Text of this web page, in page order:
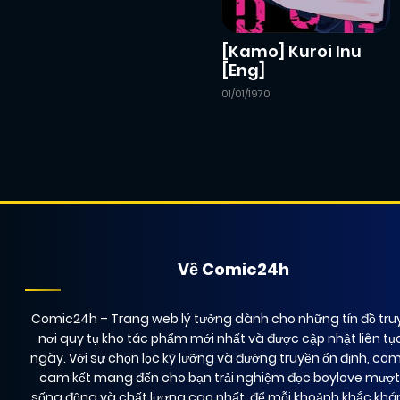
[Kamo] Kuroi Inu
[Eng]
01/01/1970
Về Comic24h
Comic24h – Trang web lý tưởng dành cho những tín đồ
nơi quy tụ kho tác phẩm mới nhất và được cập nhật liên
ngày. Với sự chọn lọc kỹ lưỡng và đường truyền ổn định,
cam kết mang đến cho bạn trải nghiệm đọc boylove